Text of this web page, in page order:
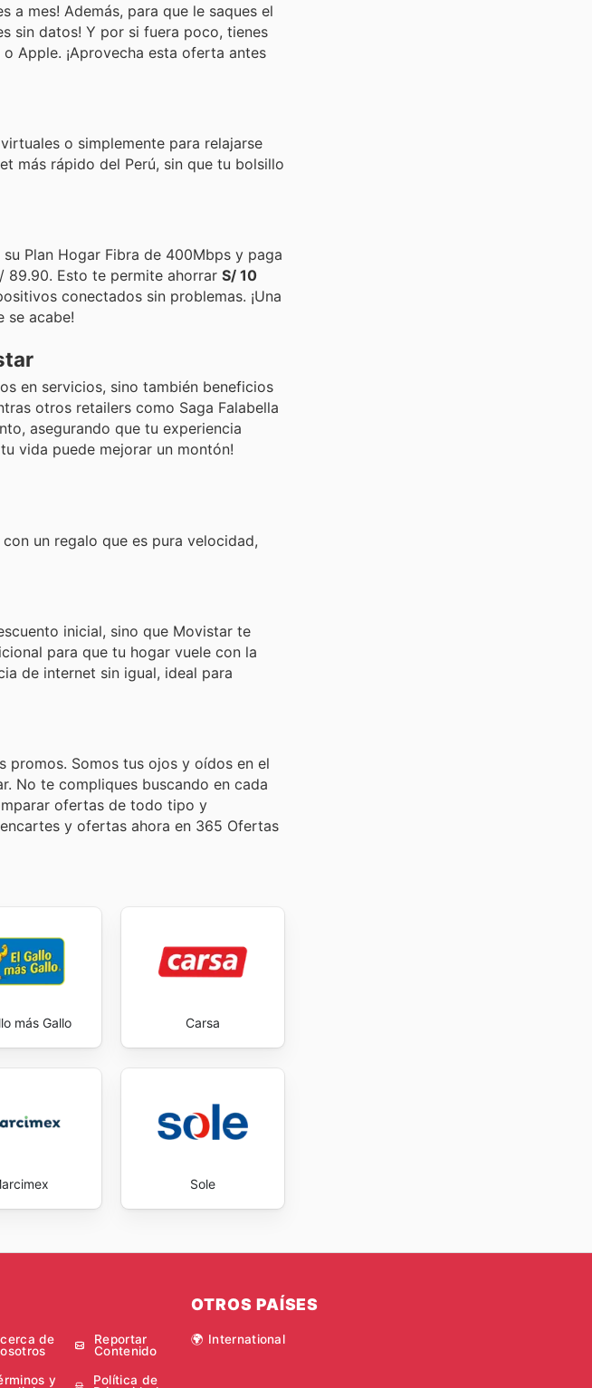
a mes! Además, para que le saques el
sin datos! Y por si fuera poco, tienes
Apple. ¡Aprovecha esta oferta antes
o simplemente para relajarse
más rápido del Perú, sin que tu bolsillo
Plan Hogar Fibra de 400Mbps y paga
89.90. Esto te permite ahorrar S/ 10
conectados sin problemas. ¡Una
se acabe!
en servicios, sino también beneficios
otros retailers como Saga Falabella
asegurando que tu experiencia
vida puede mejorar un montón!
un regalo que es pura velocidad,
inicial, sino que Movistar te
para que tu hogar vuele con la
de internet sin igual, ideal para
promos. Somos tus ojos y oídos en el
No te compliques buscando en cada
ofertas de todo tipo y
y ofertas ahora en 365 Ofertas
más Gallo Carsa
Sole
de
Reportar
Contenido
y
Política de
OTROS PAÍSES
🌍 International